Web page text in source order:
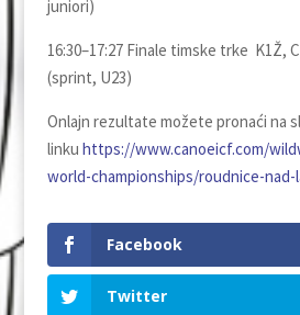
juniori)
16:30–17:27 Finale timske trke K1Ž,
(sprint, U23)
Onlajn rezultate možete pronaći na
linku https://www.canoeicf.com/
world-championships/roudnice-nad-
Facebook
Twitter